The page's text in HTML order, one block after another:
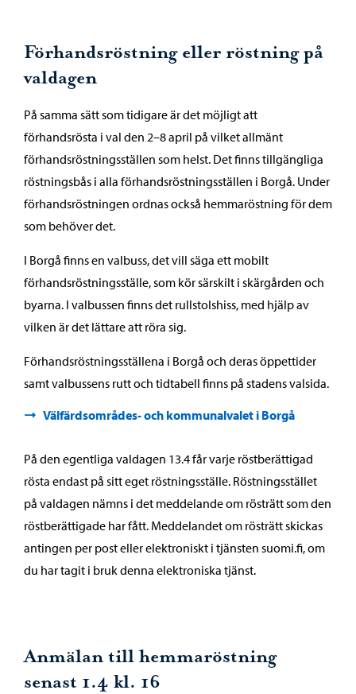
Förhandsröstning eller röstning på
valdagen
På samma sätt som tidigare är det möjligt att
förhandsrösta i val den 2–8 april på vilket allmänt
förhandsröstningsställen som helst. Det finns tillgängliga
röstningsbås i alla förhandsröstningsställen i Borgå. Under
förhandsröstningen ordnas också hemmaröstning för dem
som behöver det.
I Borgå finns en valbuss, det vill säga ett mobilt
förhandsröstningsställe, som kör särskilt i skärgården och
byarna. I valbussen finns det rullstolshiss, med hjälp av
vilken är det lättare att röra sig.
Förhandsröstningsställena i Borgå och deras öppettider
samt valbussens rutt och tidtabell finns på stadens valsida.
Välfärdsområdes- och kommunalvalet i Borgå
På den egentliga valdagen 13.4 får varje röstberättigad
rösta endast på sitt eget röstningsställe. Röstningsstället
på valdagen nämns i det meddelande om rösträtt som den
röstberättigade har fått. Meddelandet om rösträtt skickas
antingen per post eller elektroniskt i tjänsten suomi.fi, om
du har tagit i bruk denna elektroniska tjänst.
Anmälan till hemmaröstning
senast 1.4 kl. 16